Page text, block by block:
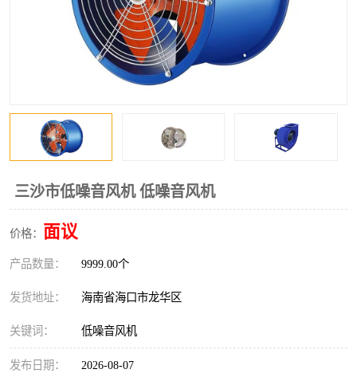
三沙市低噪音风机 低噪音风机
价格： 面议
产品数量： 9999.00个
发货地址： 海南省海口市龙华区
关键词： 低噪音风机
发布日期： 2026-08-07
消防风机
镀锌矩形风管
不锈钢烟罩
排烟风机 百叶风口
油烟净化器